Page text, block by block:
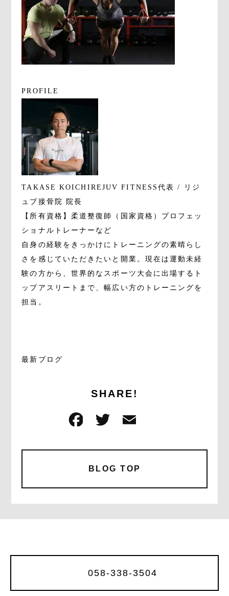
PROFILE
TAKASE KOICHI REJUV FITNESS代表 / リジ
ュブ接骨院 院長
【所有資格】柔道整復師（国家資格）プロフェッ
ショナルトレーナーなど
自身の経験をきっかけにトレーニングの素晴らし
さを感じていただきたいと開業。現在は運動未経
験の方から、世界的なスポーツ大会に出場するト
ップアスリートまで、幅広い方のトレーニングを
担当。
最新ブログ
SHARE!
F
c
e
b
o
o
T
it
te
r
ai
BLOG TOP
058-338-3504
入会・初回体験はこちら